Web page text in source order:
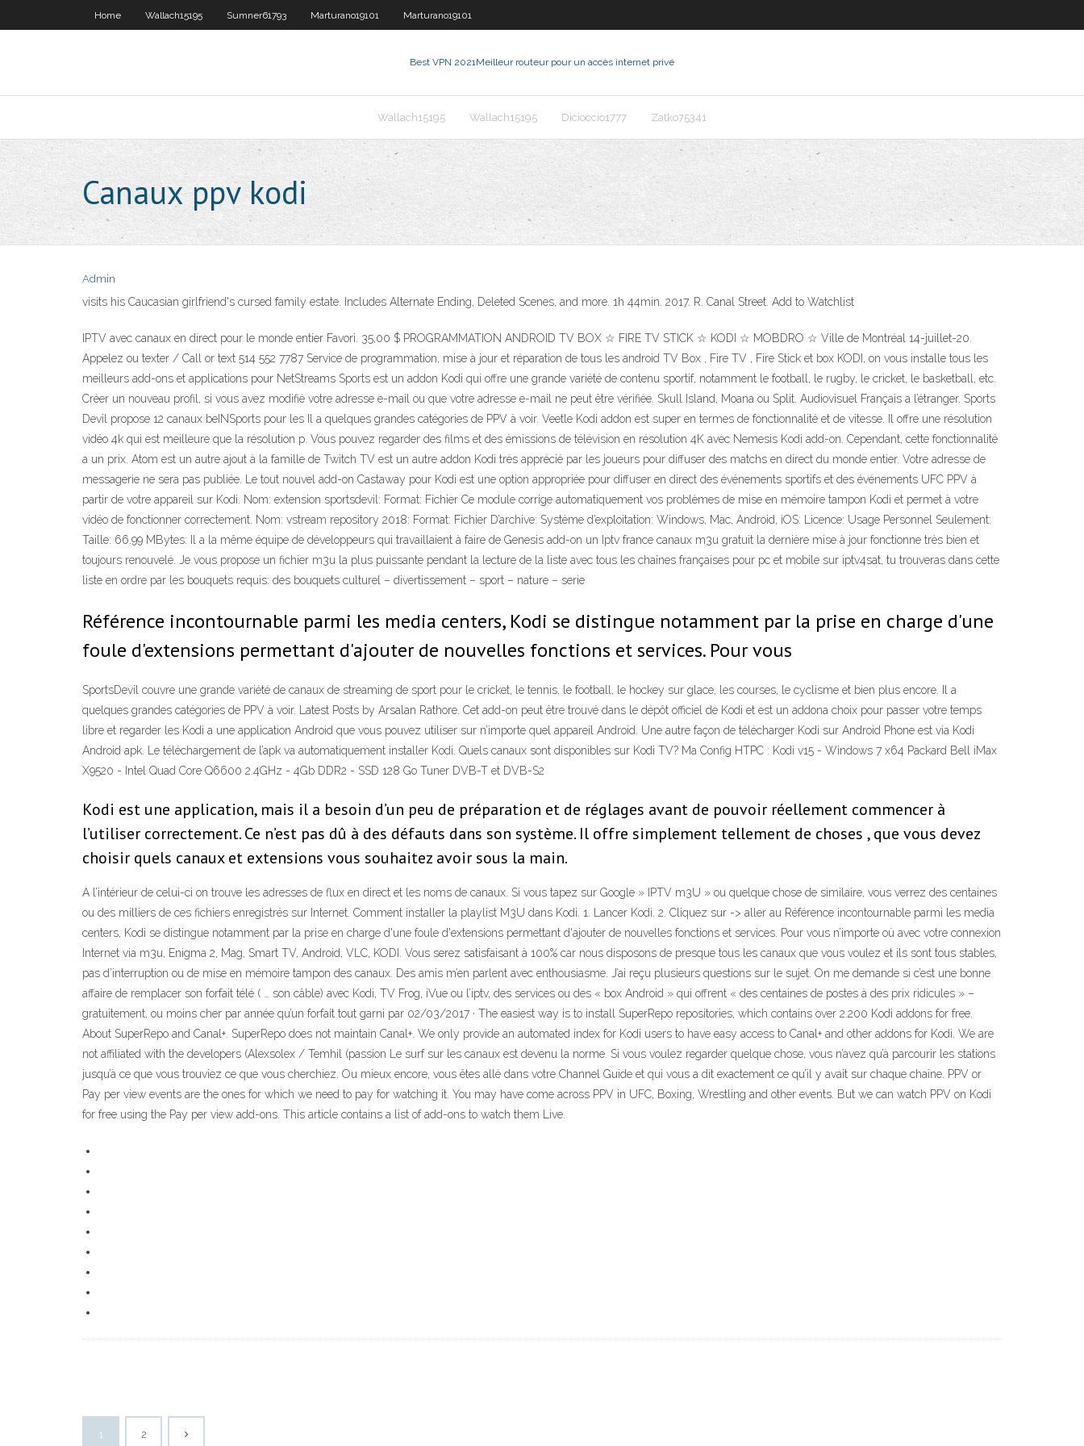
Home Wallach15195 Sumner61793 Marturano19101 Marturano19101
Best VPN 2021Meilleur routeur pour un accès internet privé
Wallach15195 Wallach15195 Dicioccio1777 Zatko75341
Canaux ppv kodi
Admin
visits his Caucasian girlfriend's cursed family estate. Includes Alternate Ending, Deleted Scenes, and more. 1h 44min. 2017. R. Canal Street. Add to Watchlist
IPTV avec canaux en direct pour le monde entier Favori. 35,00 $ PROGRAMMATION ANDROID TV BOX ☆ FIRE TV STICK ☆ KODI ☆ MOBDRO ☆ Ville de Montréal 14-juillet-20.
Appelez ou texter / Call or text 514 552 7787 Service de programmation, mise à jour et réparation de tous les android TV Box , Fire TV , Fire Stick et box KODI, on vous installe tous les
meilleurs add-ons et applications pour NetStreams Sports est un addon Kodi qui offre une grande variété de contenu sportif, notamment le football, le rugby, le cricket, le basketball, etc.
Créer un nouveau profil, si vous avez modifié votre adresse e-mail ou que votre adresse e-mail ne peut être vérifiée. Skull Island, Moana ou Split. Audiovisuel Français a l’étranger. Sports
Devil propose 12 canaux beINSports pour les Il a quelques grandes catégories de PPV à voir. Veetle Kodi addon est super en termes de fonctionnalité et de vitesse. Il offre une résolution
vidéo 4k qui est meilleure que la résolution p. Vous pouvez regarder des films et des émissions de télévision en résolution 4K avec Nemesis Kodi add-on. Cependant, cette fonctionnalité
a un prix. Atom est un autre ajout à la famille de Twitch TV est un autre addon Kodi très apprécié par les joueurs pour diffuser des matchs en direct du monde entier. Votre adresse de
messagerie ne sera pas publiée. Le tout nouvel add-on Castaway pour Kodi est une option appropriée pour diffuser en direct des événements sportifs et des événements UFC PPV à
partir de votre appareil sur Kodi. Nom: extension sportsdevil: Format: Fichier Ce module corrige automatiquement vos problèmes de mise en mémoire tampon Kodi et permet à votre
vidéo de fonctionner correctement. Nom: vstream repository 2018: Format: Fichier D’archive: Système d’exploitation: Windows, Mac, Android, iOS: Licence: Usage Personnel Seulement:
Taille: 66.99 MBytes: Il a la même équipe de développeurs qui travaillaient à faire de Genesis add-on un Iptv france canaux m3u gratuit la dernière mise à jour fonctionne très bien et
toujours renouvelé. Je vous propose un fichier m3u la plus puissante pendant la lecture de la liste avec tous les chaînes françaises pour pc et mobile sur iptv4sat, tu trouveras dans cette
liste en ordre par les bouquets requis: des bouquets culturel – divertissement – sport – nature – serie
Référence incontournable parmi les media centers, Kodi se distingue notamment par la prise en charge d'une
foule d'extensions permettant d'ajouter de nouvelles fonctions et services. Pour vous
SportsDevil couvre une grande variété de canaux de streaming de sport pour le cricket, le tennis, le football, le hockey sur glace, les courses, le cyclisme et bien plus encore. Il a
quelques grandes catégories de PPV à voir. Latest Posts by Arsalan Rathore. Cet add-on peut être trouvé dans le dépôt officiel de Kodi et est un addona choix pour passer votre temps
libre et regarder les Kodi a une application Android que vous pouvez utiliser sur n’importe quel appareil Android. Une autre façon de télécharger Kodi sur Android Phone est via Kodi
Android apk. Le téléchargement de l’apk va automatiquement installer Kodi. Quels canaux sont disponibles sur Kodi TV? Ma Config HTPC : Kodi v15 - Windows 7 x64 Packard Bell iMax
X9520 - Intel Quad Core Q6600 2.4GHz - 4Gb DDR2 - SSD 128 Go Tuner DVB-T et DVB-S2
Kodi est une application, mais il a besoin d’un peu de préparation et de réglages avant de pouvoir réellement commencer à
l’utiliser correctement. Ce n’est pas dû à des défauts dans son système. Il offre simplement tellement de choses , que vous devez
choisir quels canaux et extensions vous souhaitez avoir sous la main.
A l’intérieur de celui-ci on trouve les adresses de flux en direct et les noms de canaux. Si vous tapez sur Google » IPTV m3U » ou quelque chose de similaire, vous verrez des centaines
ou des milliers de ces fichiers enregistrés sur Internet. Comment installer la playlist M3U dans Kodi. 1. Lancer Kodi. 2. Cliquez sur -> aller au Référence incontournable parmi les media
centers, Kodi se distingue notamment par la prise en charge d'une foule d'extensions permettant d'ajouter de nouvelles fonctions et services. Pour vous n’importe où avec votre connexion
Internet via m3u, Enigma 2, Mag, Smart TV, Android, VLC, KODI. Vous serez satisfaisant à 100% car nous disposons de presque tous les canaux que vous voulez et ils sont tous stables,
pas d’interruption ou de mise en mémoire tampon des canaux. Des amis m’en parlent avec enthousiasme. J’ai reçu plusieurs questions sur le sujet. On me demande si c’est une bonne
affaire de remplacer son forfait télé ( … son câble) avec Kodi, TV Frog, iVue ou l’iptv, des services ou des « box Android » qui offrent « des centaines de postes à des prix ridicules » –
gratuitement, ou moins cher par année qu’un forfait tout garni par 02/03/2017 · The easiest way is to install SuperRepo repositories, which contains over 2.200 Kodi addons for free.
About SuperRepo and Canal+. SuperRepo does not maintain Canal+. We only provide an automated index for Kodi users to have easy access to Canal+ and other addons for Kodi. We are
not affiliated with the developers (Alexsolex / Temhil (passion Le surf sur les canaux est devenu la norme. Si vous voulez regarder quelque chose, vous n’avez qu’à parcourir les stations
jusqu’à ce que vous trouviez ce que vous cherchiez. Ou mieux encore, vous êtes allé dans votre Channel Guide et qui vous a dit exactement ce qu’il y avait sur chaque chaîne. PPV or
Pay per view events are the ones for which we need to pay for watching it. You may have come across PPV in UFC, Boxing, Wrestling and other events. But we can watch PPV on Kodi
for free using the Pay per view add-ons. This article contains a list of add-ons to watch them Live.
1 2